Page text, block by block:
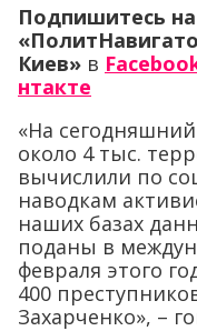
Подпишитесь
Киев» в
нтакте
«На
около 4 тыс.
вычислили по
наводкам
наших базах
поданы в
февраля этого
400
Захарченко», –